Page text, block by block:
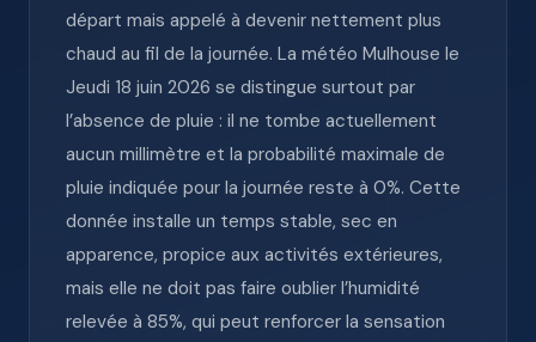
départ mais appelé à devenir nettement plus
chaud au fil de la journée. La météo Mulhouse le
Jeudi 18 juin 2026 se distingue surtout par
l’absence de pluie : il ne tombe actuellement
aucun millimètre et la probabilité maximale de
pluie indiquée pour la journée reste à 0%. Cette
donnée installe un temps stable, sec en
apparence, propice aux activités extérieures,
mais elle ne doit pas faire oublier l’humidité
relevée à 85%, qui peut renforcer la sensation